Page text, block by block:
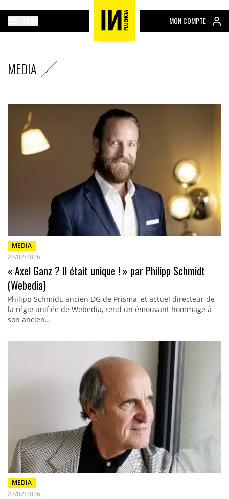
MON COMPTE
MEDIA
MEDIA
23/07/2026
« Axel Ganz ? Il était unique ! » par Philipp Schmidt
(Webedia)
Philipp Schmidt, ancien DG de Prisma, et actuel directeur de
la régie unifiée de Webedia, rend un émouvant hommage à
son ancien…
MEDIA
22/07/2026